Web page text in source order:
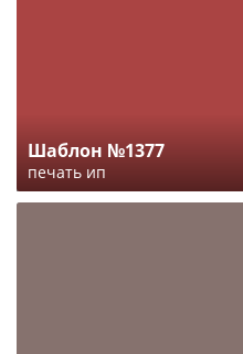
Шаблон №1377
печать ип